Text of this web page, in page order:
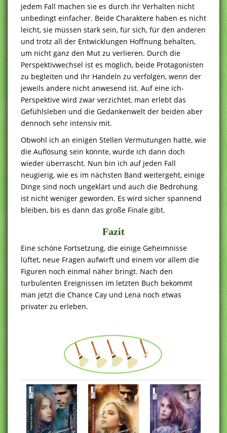
jedem Fall machen sie es durch ihr Verhalten nicht
unbedingt einfacher. Beide Charaktere haben es nicht
leicht, sie müssen stark sein, für sich, für den anderen
und trotz all der Entwicklungen Hoffnung behalten,
um nicht ganz den Mut zu verlieren. Durch die
Perspektivwechsel ist es möglich, beide Protagonisten
zu begleiten und ihr Handeln zu verfolgen, wenn der
jeweils andere nicht anwesend ist. Auf eine ich-
Perspektive wird zwar verzichtet, man erlebt das
Gefühlsleben und die Gedankenwelt der beiden aber
dennoch sehr intensiv mit.
Obwohl ich an einigen Stellen Vermutungen hatte, wie
die Auflösung sein könnte, wurde ich dann doch
wieder überrascht. Nun bin ich auf jeden Fall
neugierig, wie es im nächsten Band weitergeht, einige
Dinge sind noch ungeklärt und auch die Bedrohung
ist nicht weniger geworden. Es wird sicher spannend
bleiben, bis es dann das große Finale gibt.
Fazit
Eine schöne Fortsetzung, die einige Geheimnisse
lüftet, neue Fragen aufwirft und einem vor allem die
Figuren noch einmal näher bringt. Nach den
turbulenten Ereignissen im letzten Buch bekommt
man jetzt die Chance Cay und Lena noch etwas
privater zu erleben.